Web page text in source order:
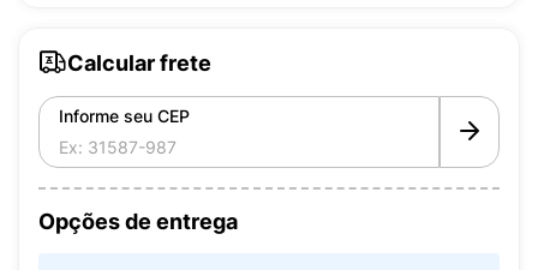
Calcular frete
Informe seu CEP
Opções de entrega